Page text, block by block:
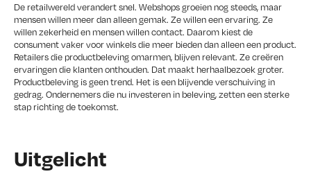
De retailwereld verandert snel. Webshops groeien nog steeds, maar
mensen willen meer dan alleen gemak. Ze willen een ervaring. Ze
willen zekerheid en mensen willen contact. Daarom kiest de
consument vaker voor winkels die meer bieden dan alleen een product.
Retailers die productbeleving omarmen, blijven relevant. Ze creëren
ervaringen die klanten onthouden. Dat maakt herhaalbezoek groter.
Productbeleving is geen trend. Het is een blijvende verschuiving in
gedrag. Ondernemers die nu investeren in beleving, zetten een sterke
stap richting de toekomst.
Uitgelicht